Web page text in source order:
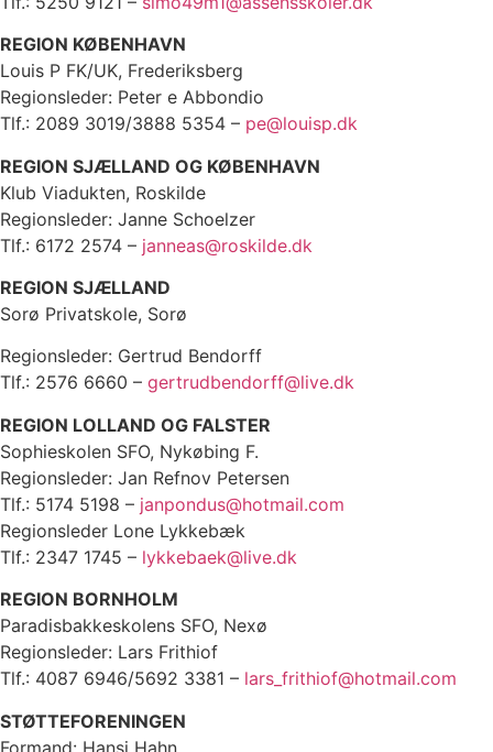
REGION KØBENHAVN
Louis P FK/UK, Frederiksberg
Regionsleder: Peter e Abbondio
Tlf.: 2089 3019/3888 5354 – pe@louisp.dk
REGION SJÆLLAND OG KØBENHAVN
Klub Viadukten, Roskilde
Regionsleder: Janne Schoelzer
Tlf.: 6172 2574 – janneas@roskilde.dk
REGION SJÆLLAND
Sorø Privatskole, Sorø
Regionsleder: Gertrud Bendorff
Tlf.: 2576 6660 – gertrudbendorff@live.dk
REGION LOLLAND OG FALSTER
Sophieskolen SFO, Nykøbing F.
Regionsleder: Jan Refnov Petersen
Tlf.: 5174 5198 – janpondus@hotmail.com
Regionsleder Lone Lykkebæk
Tlf.: 2347 1745 – lykkebaek@live.dk
REGION BORNHOLM
Paradisbakkeskolens SFO, Nexø
Regionsleder: Lars Frithiof
Tlf.: 4087 6946/5692 3381 – lars_frithiof@hotmail.com
STØTTEFORENINGEN
Formand: Hansi Hahn